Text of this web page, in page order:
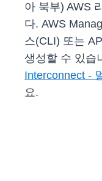
아 북부) AWS
다. AWS
스(CLI) 또는
생성할 수 있습
Interconnect -
요.